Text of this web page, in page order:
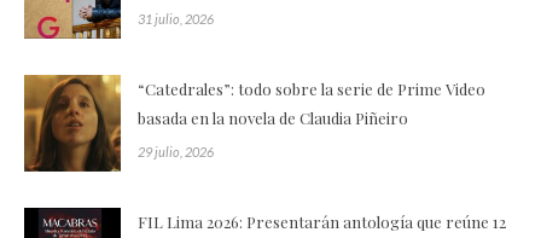
31 julio, 2026
“Catedrales”: todo sobre la serie de Prime Video
basada en la novela de Claudia Piñeiro
29 julio, 2026
FIL Lima 2026: Presentarán antología que reúne 12